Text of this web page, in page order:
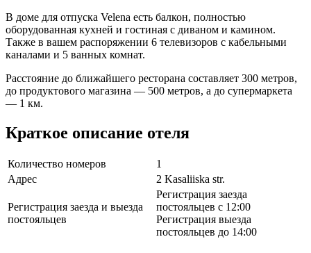
В доме для отпуска Velena есть балкон, полностью
оборудованная кухней и гостиная с диваном и камином.
Также в вашем распоряжении 6 телевизоров с кабельными
каналами и 5 ванных комнат.
Расстояние до ближайшего ресторана составляет 300 метров,
до продуктового магазина — 500 метров, а до супермаркета
— 1 км.
Краткое описание отеля
Количество номеров
1
Адрес
2 Kasaliiska str.
Регистрация заезда и выезда
постояльцев
Регистрация заезда
постояльцев с 12:00
Регистрация выезда
постояльцев до 14:00